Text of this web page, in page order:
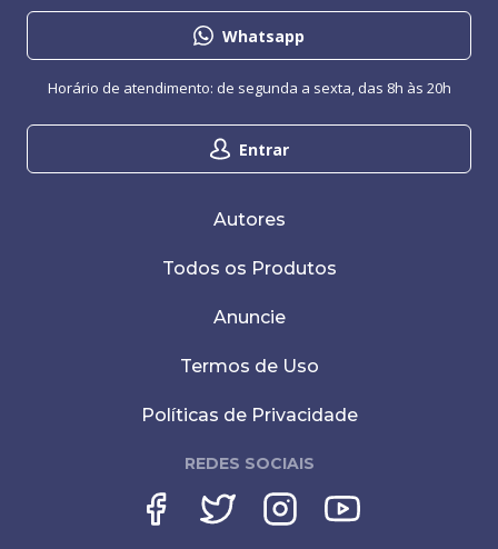
Whatsapp
Entrar
Horário de atendimento: de segunda a sexta, das 8h às 20h
Autores
Todos os Produtos
Anuncie
Termos de Uso
Políticas de Privacidade
REDES SOCIAIS